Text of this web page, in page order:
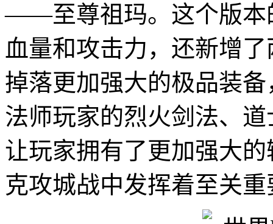
——至尊祖玛。这个版本
血量和攻击力，还新增
掉落更加强大的极品装
法师玩家的烈火剑法、
让玩家拥有了更加强大
克攻城战中发挥着至关